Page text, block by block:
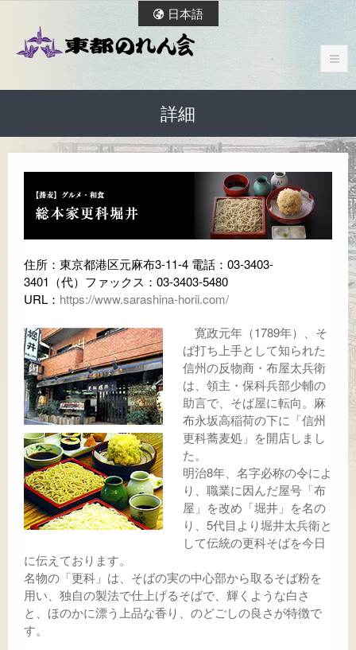
日本語
詳細
住所：東京都港区元麻布3-11-4 電話：03-3403-
3401（代）ファックス：03-3403-5480
URL： https://www.sarashina-horii.com/
寛政元年（1789年）、そ
ば打ち上手として知られた
信州の反物商・布屋太兵衛
は、領主・保科兵部少輔の
助言で、そば屋に転向。麻
布永坂高稲荷の下に「信州
更科蕎麦処」を開店しまし
た。
明治8年、名字必称の令によ
り、職業に因んだ屋号「布
屋」を改め「堀井」を名の
り、5代目より堀井太兵衛と
して伝統の更科そばを今日
に伝えております。
名物の「更科」は、そばの実の中心部から取るそば粉を
用い、独自の製法で仕上げるそばで、輝くような白さ
と、ほのかに漂う上品な香り、のどごしの良さが特徴で
す。